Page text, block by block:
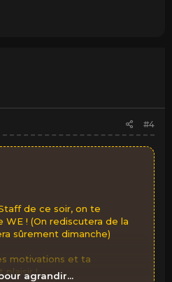
#4
de ce soir, on te
! (On rediscutera de la
sûrement dimanche)
motivations et ta
plaisir !agrandir...